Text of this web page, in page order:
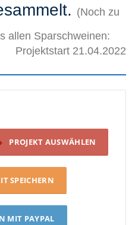
(Noch zu
allen Sparschweinen:
Projektstart 21.04.2022
PROJEKT AUSWÄHLEN
SPEICHERN
MIT PAYPAL